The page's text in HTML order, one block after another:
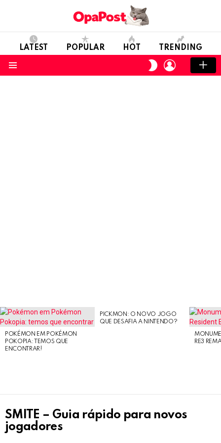
LATEST POPULAR HOT TRENDING
SWITCH
SKIN
LOGIN
LATEST
STORIES
POKÉMON EM POKÉMON
POKOPIA: TEMOS QUE
ENCONTRAR!
PICKMON: O NOVO JOGO
QUE DESAFIA A NINTENDO?
RE3
SMITE – Guia rápido para novos
jogadores